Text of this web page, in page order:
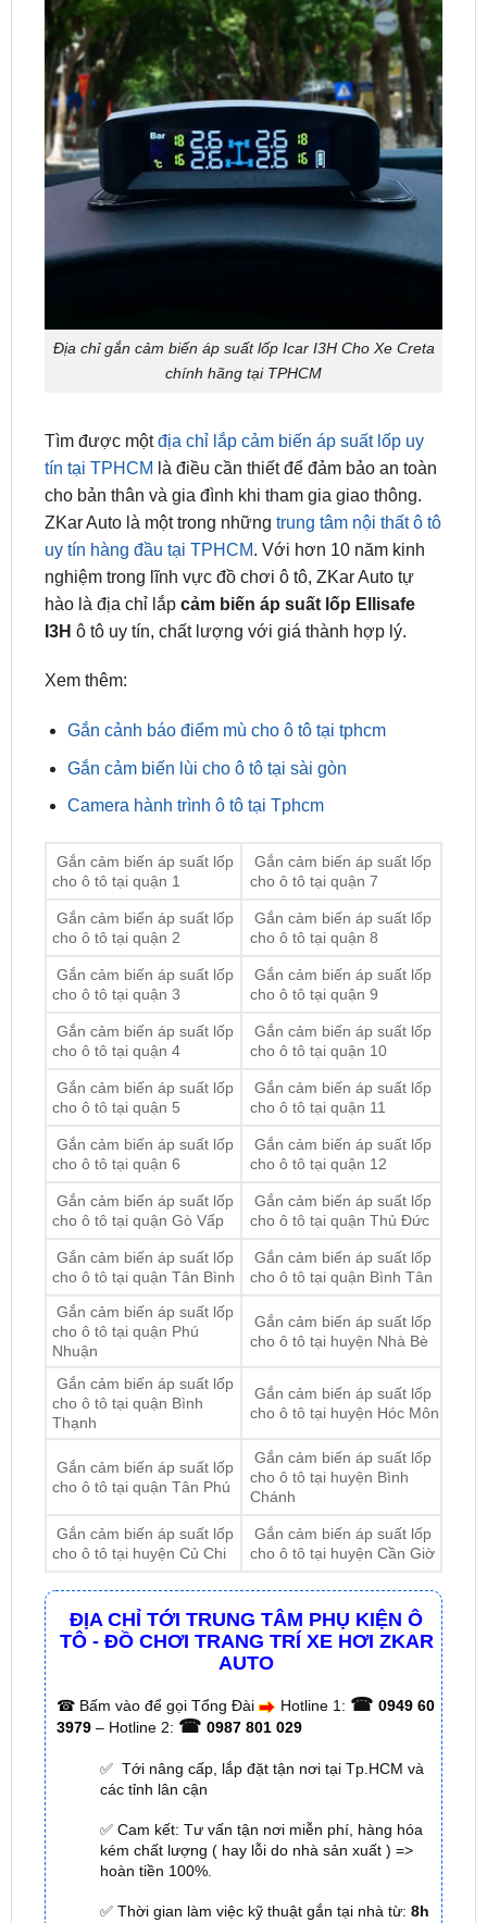
địa chỉ lắp cảm biến áp suất lốp uy
cho bản thân và gia đình khi tham gia giao thông.
ZKar Auto là một trong nhữngtrung tâm nội thất ô tô
uy tín hàng đầu tại TPHCM. Với hơn 10 năm kinh
nghiệm trong lĩnh vực đồ chơi ô tô, ZKar Auto tự
hào là địa chỉ lắpcảm biến áp suất lốp Ellisafe
I3Hô tô uy tín, chất lượng với giá thành hợp lý.
Xem thêm:
Gắn cảnh báo điểm mù cho ô tô tại tphcm
Gắn cảm biến áp suất lốp
Gắn cảm biến áp suất lốp
Gắn cảm biến áp suất lốp
cho ô tô tại quận 2
Gắn cảm biến áp suất lốp
cho ô tô tại quận 8
Gắn cảm biến áp suất lốp
cho ô tô tại quận 3
Gắn cảm biến áp suất lốp
cho ô tô tại quận 9
Gắn cảm biến áp suất lốp
cho ô tô tại quận 4
Gắn cảm biến áp suất lốp
cho ô tô tại quận 10
Gắn cảm biến áp suất lốp
cho ô tô tại quận 5
Gắn cảm biến áp suất lốp
cho ô tô tại quận 11
Gắn cảm biến áp suất lốp
cho ô tô tại quận 6
Gắn cảm biến áp suất lốp
cho ô tô tại quận 12
Gắn cảm biến áp suất lốp
cho ô tô tại quận Gò Vấp
Gắn cảm biến áp suất lốp
cho ô tô tại quận Thủ Đức
Gắn cảm biến áp suất lốp
cho ô tô tại quận Tân Bình
Gắn cảm biến áp suất lốp
cho ô tô tại quận Bình Tân
Gắn cảm biến áp suất lốp
cho ô tô tại quận Phú
Gắn cảm biến áp suất lốp
cho ô tô tại huyện Nhà Bè
Gắn cảm biến áp suất lốp
cho ô tô tại quận Bình
Gắn cảm biến áp suất lốp
Gắn cảm biến áp suất lốp
cho ô tô tại quận Tân Phú
Gắn cảm biến áp suất lốp
cho ô tô tại huyện Bình
Gắn cảm biến áp suất lốp
cho ô tô tại huyện Củ Chi
Gắn cảm biến áp suất lốp
cho ô tô tại huyện Cần Giờ
ĐỊA CHỈ TỚI TRUNG TÂM PHỤ KIỆN Ô
TÔ - ĐỒ CHƠI TRANG TRÍ XE HƠI ZKAR
☎Bấm vào để gọi Tổng Đài Hotline 1:☎ 0949 60
0987 801 029
✅ Tới nâng cấp, lắp đặt tận nơi tại Tp.HCM và
các tỉnh lân cận
✅ Cam kết: Tư vấn tận nơi miễn phí, hàng hóa
kém chất lượng ( hay lỗi do nhà sản xuất ) =>
✅ Thời gian làm việc kỹ thuật gắn tại nhà từ:8h
– 18h (Cả T7 Và Chủ Nhật)
✅ Có xuấthóa đơn VATcho Khách Hàng